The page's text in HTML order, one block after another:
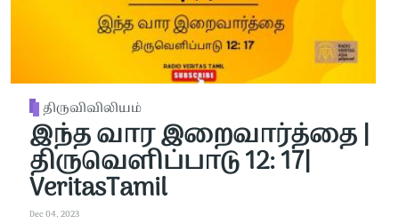
திருவிவிலியம்
இந்த வார இறைவார்த்தை |
திருவெளிப்பாடு 12: 17|
VeritasTamil
Dec 04, 2023